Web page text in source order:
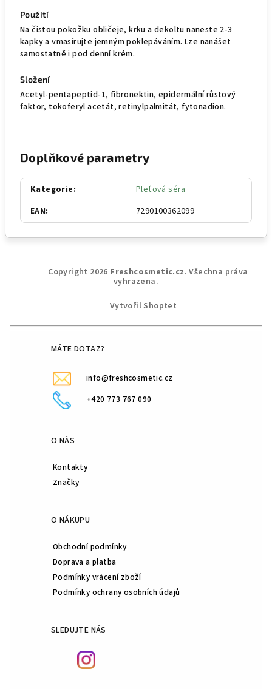
Použití
Na čistou pokožku obličeje, krku a dekoltu naneste 2-3
kapky a vmasírujte jemným poklepáváním. Lze nanášet
samostatně i pod denní krém.
Složení
Acetyl-pentapeptid-1, fibronektin, epidermální růstový
faktor, tokoferyl acetát, retinylpalmitát, fytonadion.
Doplňkové parametry
Kategorie:
Pleťová séra
EAN: 7290100362099
Copyright 2026 Freshcosmetic.cz. Všechna práva
vyhrazena.
Vytvořil Shoptet
MÁTE DOTAZ?
info@freshcosmetic.cz
+420 773 767 090
O NÁS
Kontakty
Značky
O NÁKUPU
Obchodní podmínky
Doprava a platba
Podmínky vrácení zboží
Podmínky ochrany osobních údajů
SLEDUJTE NÁS